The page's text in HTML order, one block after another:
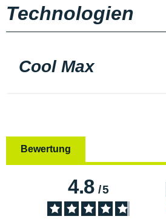
Technologien
Cool Max
Bewertung
4.8/5